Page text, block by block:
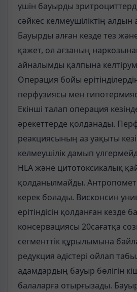
үшін бауырды
сәйкес келмеушіліктің алдын
Бауырды алған кезде тез
қажет, ол ағзаның
айналымды қалпына
Операция бойы
перфузиясы мен
Екінші талап операция
әрекеттерде қолданады.
реакциясының аз уақыты
келмеушілік дамып
HLA және цитотоксикалық
қолданылмайды.
керек болады. Висконсин
ерітіндісін қолданған кезде
консервациясы 20сағатқа
сегменттік құрылымына
редукция әдістері ойлап
адамдардың бауыр бөлігін
балаларға отырғызады.